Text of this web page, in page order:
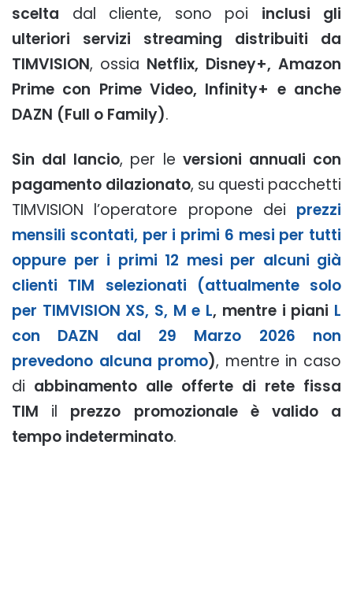
scelta dal cliente, sono poi inclusi gli
ulteriori servizi streaming distribuiti da
TIMVISION, ossia Netflix, Disney+, Amazon
Prime con Prime Video, Infinity+ e anche
DAZN (Full o Family).
Sin dal lancio, per le versioni annuali con
pagamento dilazionato, su questi pacchetti
TIMVISION l’operatore propone dei prezzi
mensili scontati, per i primi 6 mesi per tutti
oppure per i primi 12 mesi per alcuni già
clienti TIM selezionati (attualmente solo
per TIMVISION XS, S, M e L, mentre i piani L
con DAZN dal 29 Marzo 2026 non
prevedono alcuna promo), mentre in caso
di abbinamento alle offerte di rete fissa
TIM il prezzo promozionale è valido a
tempo indeterminato.